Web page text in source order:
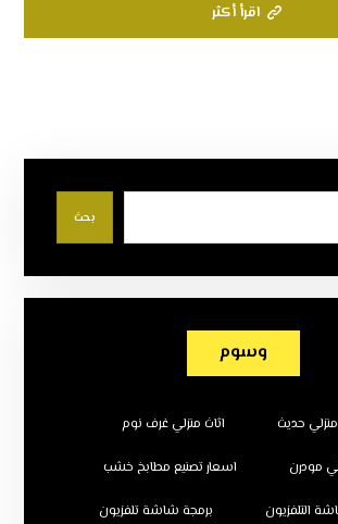
اقرأ أكثر
بحث
وسوم
منزلي حديث اثاث منزلي غرف نوم
مودرن اسعار تصنيع مطابخ خشب
التلفزيون برمجة شاشة تلفزيون